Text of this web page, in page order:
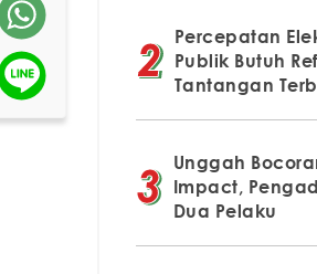
Percepatan
Publik Butuh
Tantangan
Unggah
Impact,
Dua Pelaku